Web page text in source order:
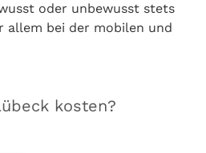
oder unbewusst stets
allem bei der mobilen und
kosten?